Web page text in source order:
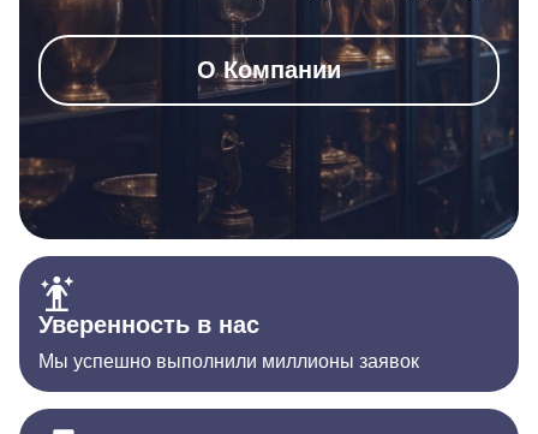
О Компании
Уверенность в нас
Мы успешно выполнили миллионы заявок